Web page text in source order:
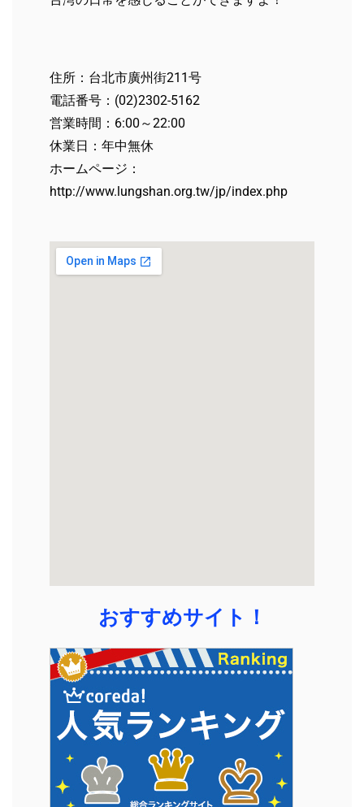
住所：台北市廣州街211号
電話番号：(02)2302-5162
営業時間：6:00～22:00
休業日：年中無休
ホームページ：
http://www.lungshan.org.tw/jp/index.php
おすすめサイト！